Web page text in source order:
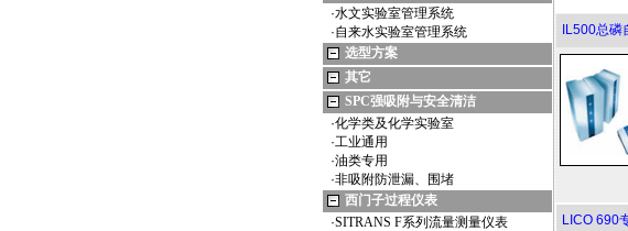
·水文实验室管理系统
·自来水实验室管理系统
选型方案
其它
SPC强吸附与安全清洁
·化学类及化学实验室
·工业通用
·油类专用
·非吸附防泄漏、围堵
西门子过程仪表
·SITRANS F系列流量测量仪表
IL500总磷
LICO 690